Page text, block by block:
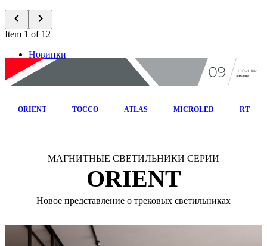
Item 1 of 12
Новинки
ORIENT TOCCO ATLAS MICROLED RT
МАГНИТНЫЕ СВЕТИЛЬНИКИ СЕРИИ
ORIENT
Новое представление о трековых светильниках